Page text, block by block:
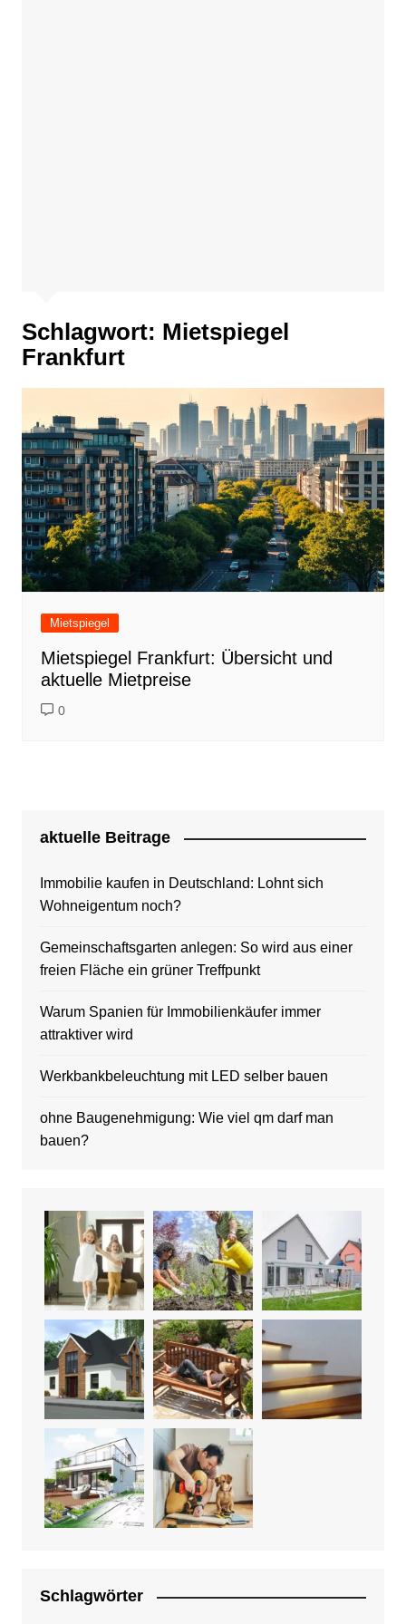
Schlagwort: Mietspiegel
Frankfurt
Mietspiegel
Mietspiegel Frankfurt: Übersicht und
aktuelle Mietpreise
0
aktuelle Beitrage
Immobilie kaufen in Deutschland: Lohnt sich
Wohneigentum noch?
Gemeinschaftsgarten anlegen: So wird aus einer
freien Fläche ein grüner Treffpunkt
Warum Spanien für Immobilienkäufer immer
attraktiver wird
Werkbankbeleuchtung mit LED selber bauen
ohne Baugenehmigung: Wie viel qm darf man
bauen?
Schlagwörter